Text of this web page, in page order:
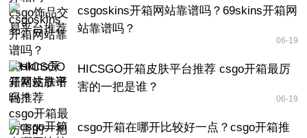
csgoskins开箱网站靠谱吗？69skins开箱网
站靠谱吗？
06-19
HICSGO开箱皮肤平台推荐 csgo开箱最厉
害的一把是谁？
06-19
csgo开箱在哪开比较好一点？csgo开箱推